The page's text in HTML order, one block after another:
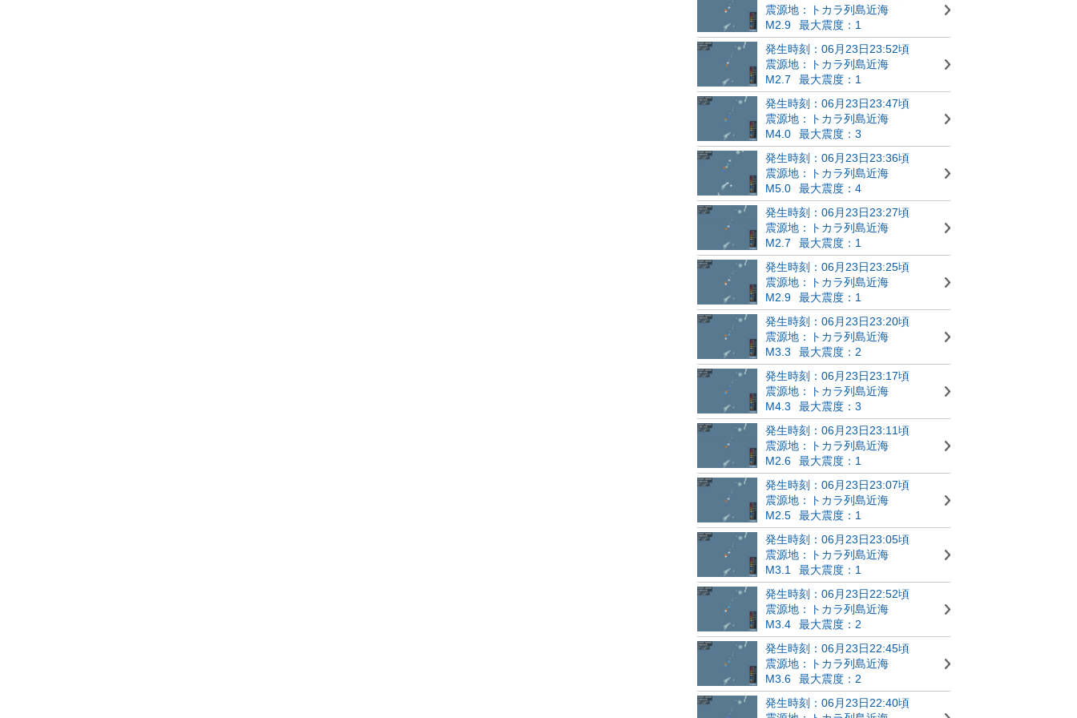
震源地：トカラ列島近海
M2.9
最大震度：1
発生時刻：06月23日23:52頃
震源地：トカラ列島近海
M2.7
最大震度：1
発生時刻：06月23日23:47頃
震源地：トカラ列島近海
M4.0
最大震度：3
発生時刻：06月23日23:36頃
震源地：トカラ列島近海
M5.0
最大震度：4
発生時刻：06月23日23:27頃
震源地：トカラ列島近海
M2.7
最大震度：1
発生時刻：06月23日23:25頃
震源地：トカラ列島近海
M2.9
最大震度：1
発生時刻：06月23日23:20頃
震源地：トカラ列島近海
M3.3
最大震度：2
発生時刻：06月23日23:17頃
震源地：トカラ列島近海
M4.3
最大震度：3
発生時刻：06月23日23:11頃
震源地：トカラ列島近海
M2.6
最大震度：1
発生時刻：06月23日23:07頃
震源地：トカラ列島近海
M2.5
最大震度：1
発生時刻：06月23日23:05頃
震源地：トカラ列島近海
M3.1
最大震度：1
発生時刻：06月23日22:52頃
震源地：トカラ列島近海
M3.4
最大震度：2
発生時刻：06月23日22:45頃
震源地：トカラ列島近海
M3.6
最大震度：2
発生時刻：06月23日22:40頃